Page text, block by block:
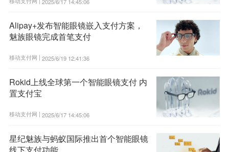
2025/6/17 14:45:06
Alipay+发布智能眼镜嵌入支付方案，
魅族眼镜完成首笔支付
移动支付网 | 2025/6/19 12:41:36
Rokid上线全球第一个智能眼镜支付 内
置支付宝
移动支付网 | 2025/6/17 14:45:06
星纪魅族与蚂蚁国际推出首个智能眼镜